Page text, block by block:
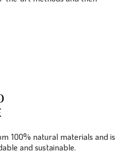
100% natural materials and is
and sustainable.